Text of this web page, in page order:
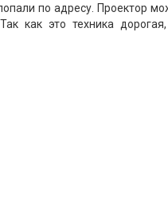
по адресу. Проектор
как это техника